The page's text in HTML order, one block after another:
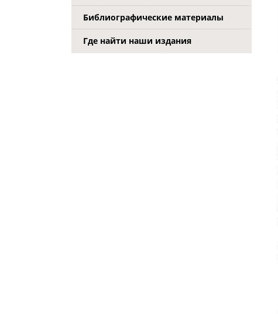
Библиографические материалы
Где найти наши издания